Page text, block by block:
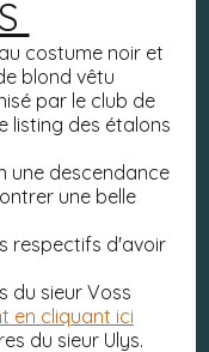
costume noir et
blond vêtu
par le club de
listing des étalons
une descendance
une belle
respectifs d'avoir
du sieur Voss
en cliquant ici
du sieur Ulys.